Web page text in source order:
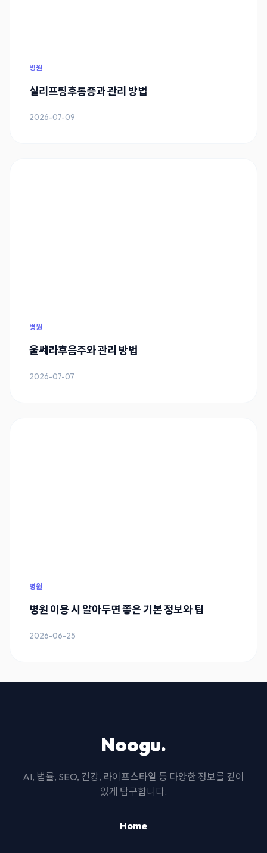
병원
실리프팅후통증과 관리 방법
2026-07-09
병원
울쎄라후음주와 관리 방법
2026-07-07
병원
병원 이용 시 알아두면 좋은 기본 정보와 팁
2026-06-25
Noogu.
AI, 법률, SEO, 건강, 라이프스타일 등 다양한 정보를 깊이
있게 탐구합니다.
Home